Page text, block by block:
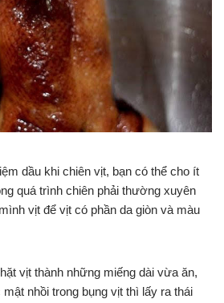
dầu khi chiên vịt, bạn có thể cho ít
quá trình chiên phải thường xuyên
vịt để vịt có phần da giòn và màu
vịt thành những miếng dài vừa ăn,
nhồi trong bụng vịt thì lấy ra thái